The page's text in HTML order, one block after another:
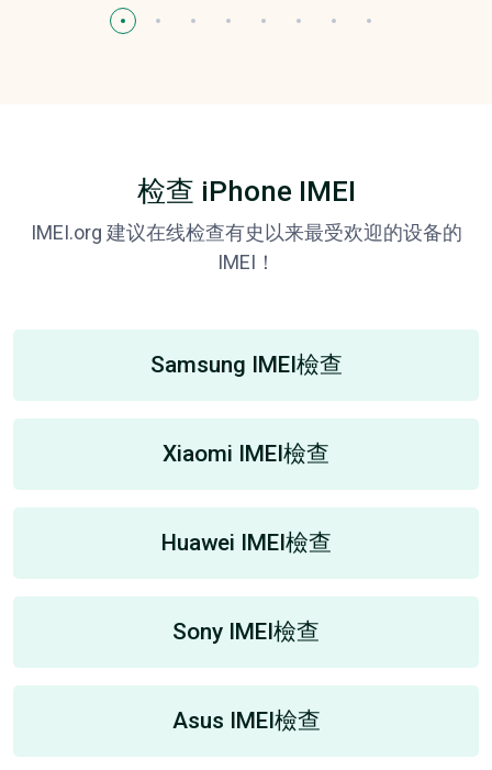
检查 iPhone IMEI
IMEI.org 建议在线检查有史以来最受欢迎的设备的
IMEI！
Samsung IMEI檢查
Xiaomi IMEI檢查
Huawei IMEI檢查
Sony IMEI檢查
Asus IMEI檢查